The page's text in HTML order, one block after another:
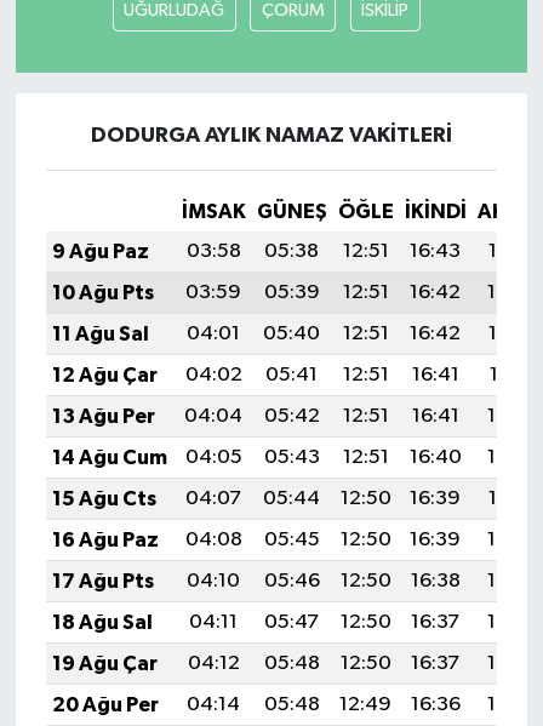
UĞURLUDAĞ ÇORUM İSKİLİP
DODURGA AYLIK NAMAZ VAKITLERI
İMSAK GÜNEŞ ÖĞLE İKINDI
9 Ağu Paz
03:58 05:38 12:51 16:43
19:55
10 Ağu Pts
03:59 05:39 12:51 16:42
19:54
11 Ağu Sal
04:01 05:40 12:51 16:42
19:53
12 Ağu Çar
04:02 05:41 12:51 16:41
19:51
13 Ağu Per
04:04 05:42 12:51 16:41
19:50
14 Ağu Cum
04:05 05:43 12:51 16:40
19:49
15 Ağu Cts
04:07 05:44 12:50 16:39
19:47
16 Ağu Paz
04:08 05:45 12:50 16:39
19:46
17 Ağu Pts
04:10 05:46 12:50 16:38
19:44
18 Ağu Sal
04:11 05:47 12:50 16:37
19:43
19 Ağu Çar
04:12 05:48 12:50 16:37
19:42
20 Ağu Per
04:14 05:48 12:49 16:36
19:40